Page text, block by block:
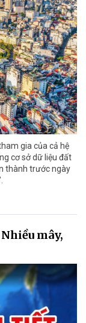
gia của cả hệ
cơ sở dữ liệu đất
thành trước ngày
mây,